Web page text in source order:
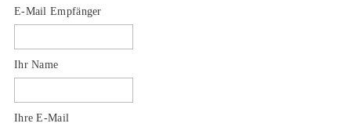
E-Mail Empfänger
Ihr Name
Ihre E-Mail